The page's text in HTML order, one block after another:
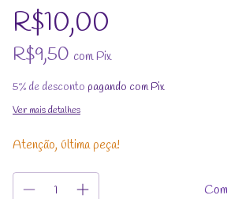
R$10,00
R$9,50 com Pix
5% de desconto pagando com Pix
Ver mais detalhes
Atenção, última peça!